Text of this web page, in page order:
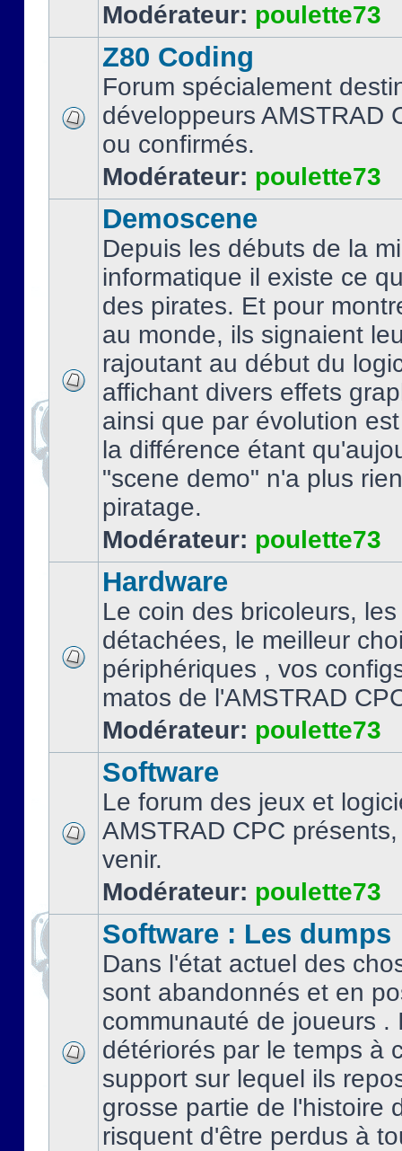
Modérateur: poulette73
Z80 Coding
Forum spécialement
développeurs AMSTRAD
ou confirmés.
Modérateur: poulette73
Demoscene
Depuis les débuts de la
informatique il existe ce
des pirates. Et pour
au monde, ils signaient
rajoutant au début du
affichant divers effets
ainsi que par évolution
la différence étant
"scene demo" n'a plus
piratage.
Modérateur: poulette73
Hardware
Le coin des bricoleurs,
détachées, le meilleur
périphériques , vos
matos de l'AMSTRAD
Modérateur: poulette73
Software
Le forum des jeux et
AMSTRAD CPC
venir.
Modérateur: poulette73
Software : Les dumps
Dans l'état actuel des
sont abandonnés et en
communauté de joueurs .
détériorés par le temps à
support sur lequel ils
grosse partie de l'histoire
risquent d'être perdus à